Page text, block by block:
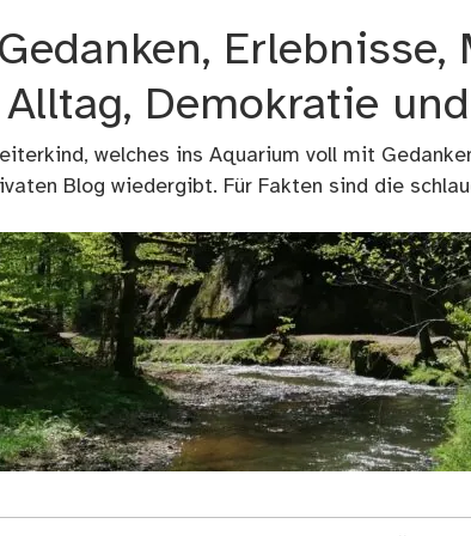
Erlebnisse,
Demokratie
welches ins Aquarium voll mit
Blog wiedergibt. Für Fakten sind die